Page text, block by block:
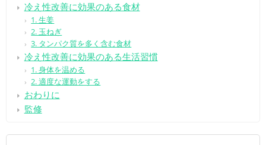
冷え性改善に効果のある食材
1. 生姜
2. 玉ねぎ
3. タンパク質を多く含む食材
冷え性改善に効果のある生活習慣
1. 身体を温める
2. 適度な運動をする
おわりに
監修